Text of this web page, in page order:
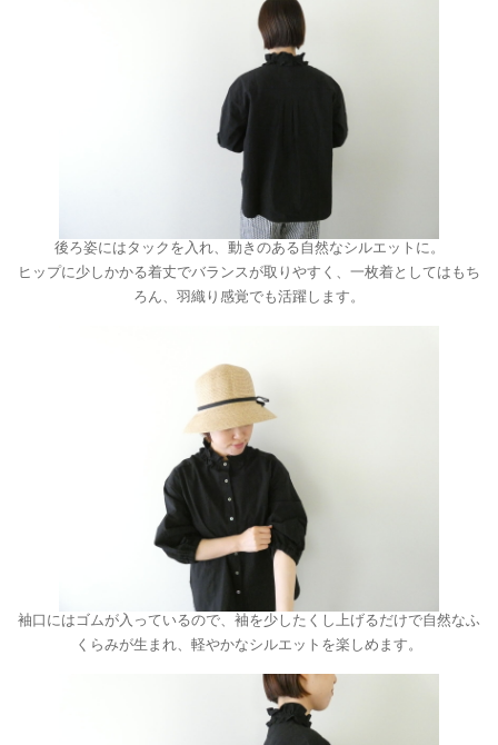
後ろ姿にはタックを入れ、動きのある自然なシルエットに。
ヒップに少しかかる着丈でバランスが取りやすく、一枚着としてはもち
ろん、羽織り感覚でも活躍します。
袖口にはゴムが入っているので、袖を少したくし上げるだけで自然なふ
くらみが生まれ、軽やかなシルエットを楽しめます。